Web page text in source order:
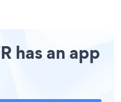
has an app